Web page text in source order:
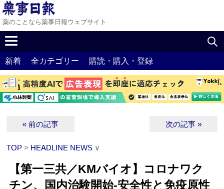
薬のことなら薬事日報ウェブサイト
新着 全カテゴリー 購読・購入・登録
« 前の記事 次の記事 »
TOP > HEADLINE NEWS ∨
【第一三共／KMバイオ】コロナワク
チン、国内治験開始‐安全性と免疫原性